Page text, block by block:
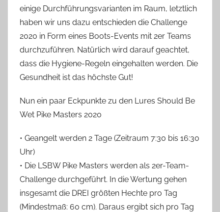
einige Durchführungsvarianten im Raum, letztlich
haben wir uns dazu entschieden die Challenge
2020 in Form eines Boots-Events mit 2er Teams
durchzuführen. Natürlich wird darauf geachtet,
dass die Hygiene-Regeln eingehalten werden. Die
Gesundheit ist das höchste Gut!
Nun ein paar Eckpunkte zu den Lures Should Be
Wet Pike Masters 2020
• Geangelt werden 2 Tage (Zeitraum 7:30 bis 16:30
Uhr)
• Die LSBW Pike Masters werden als 2er-Team-
Challenge durchgeführt. In die Wertung gehen
insgesamt die DREI größten Hechte pro Tag
(Mindestmaß: 60 cm). Daraus ergibt sich pro Tag